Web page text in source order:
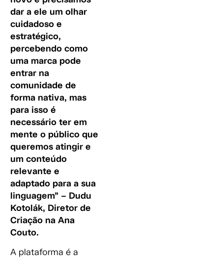
dar a ele um olhar
cuidadoso e
estratégico,
percebendo como
uma marca pode
entrar na
comunidade de
forma nativa, mas
para isso é
necessário ter em
mente o público que
queremos atingir e
um conteúdo
relevante e
adaptado para a sua
linguagem” – Dudu
Kotolák, Diretor de
Criação na Ana
Couto.
A plataforma é a